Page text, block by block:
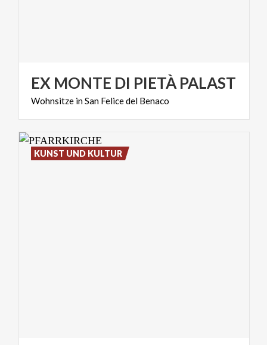
EX MONTE DI PIETÀ PALAST
Wohnsitze inSan Felicedel Benaco
KUNST UND KULTUR